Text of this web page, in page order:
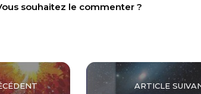
souhaitez le commenter ?
ARTICLE